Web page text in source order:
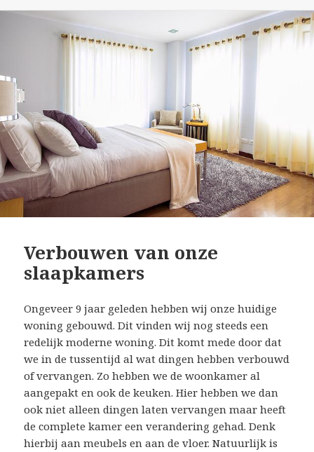
Verbouwen van onze
slaapkamers
Ongeveer 9 jaar geleden hebben wij onze huidige
woning gebouwd. Dit vinden wij nog steeds een
redelijk moderne woning. Dit komt mede door dat
we in de tussentijd al wat dingen hebben verbouwd
of vervangen. Zo hebben we de woonkamer al
aangepakt en ook de keuken. Hier hebben we dan
ook niet alleen dingen laten vervangen maar heeft
de complete kamer een verandering gehad. Denk
hierbij aan meubels en aan de vloer. Natuurlijk is